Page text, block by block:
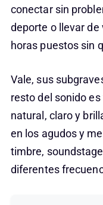
conectar sin
deporte o llevar de
horas puestos sin
Vale, sus
resto del sonido
natural, claro y
en los agudos y
timbre,
diferentes